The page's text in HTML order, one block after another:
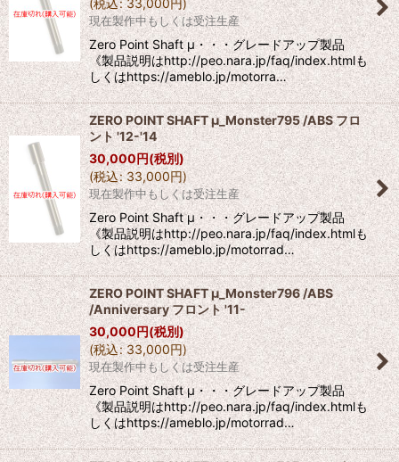
現在製作中もしくは受注生産
Zero Point Shaft μ・・・グレードアップ製品
《製品説明はhttp://peo.nara.jp/faq/index.htmlも
しくはhttps://ameblo.jp/motorra…
ZERO POINT SHAFT μ_Monster795 /ABS フロ
ント '12-'14
30,000円(税別)
(税込: 33,000円)
現在製作中もしくは受注生産
Zero Point Shaft μ・・・グレードアップ製品
《製品説明はhttp://peo.nara.jp/faq/index.htmlも
しくはhttps://ameblo.jp/motorrad…
ZERO POINT SHAFT μ_Monster796 /ABS
/Anniversary フロント '11-
30,000円(税別)
(税込: 33,000円)
現在製作中もしくは受注生産
Zero Point Shaft μ・・・グレードアップ製品
《製品説明はhttp://peo.nara.jp/faq/index.htmlも
しくはhttps://ameblo.jp/motorrad…